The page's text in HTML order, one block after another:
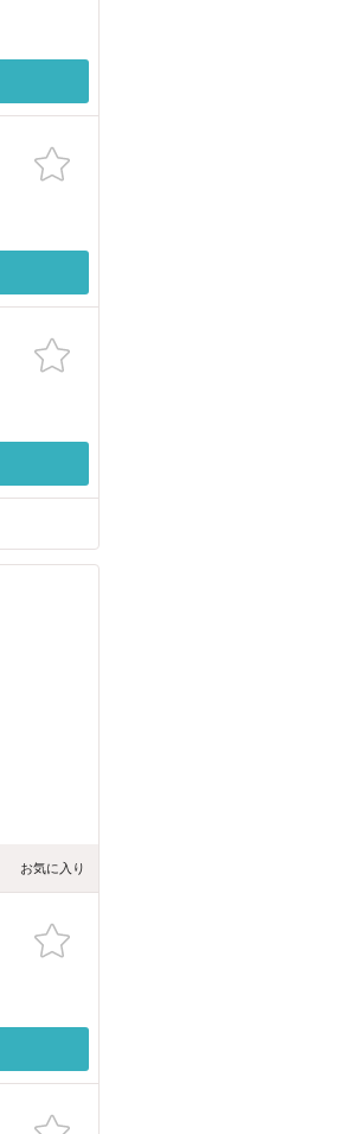
お気に入り